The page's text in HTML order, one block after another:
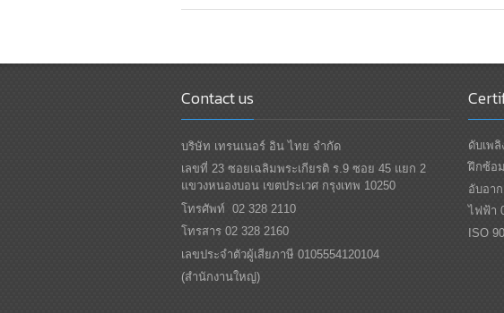
Contact us
บริษัท เทรนเนอร์ อิน ไทย จำกัด
เลขที่ 23 ซอยเฉลิมพระเกียรติ ร.9 ซอย 45 แยก 2
แขวงหนองบอน เขตประเวศ กรุงเทพ 10250
โทรศัพท์ 02 328 2110
โทรสาร 02 328 2160
เลขประจำตัวผู้เสียภาษี 0105554120104
(สำนักงานใหญ่)
ดับเพ
ฝึกซ้อ
อับอาก
ไฟฟ้า
ISO